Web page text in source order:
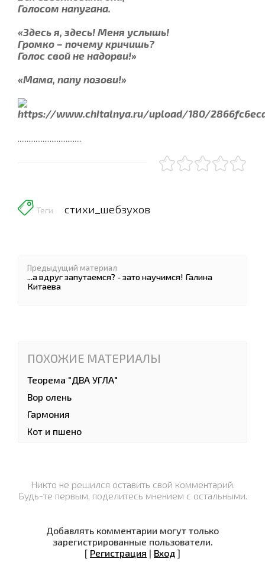
Голосом напугана.
«Здесь я, здесь! Меня услышь!
Громко – почему кричишь?
Голос свой не надорви!»
«Мама, папу позови!»
Теги стихи_шебзухов
Предыдущий материал
...а вдруг запутаемся? - зато научимся! Галина
Китаева
ПОХОЖИЕ МАТЕРИАЛЫ
Теорема "ДВА УГЛА"
Вор олень
Гармония
Кот и пшено
Никто не решился оставить свой комментарий.
Будь-те первым, поделитесь мнением с остальными.
Добавлять комментарии могут только
зарегистрированные пользователи.
[ Регистрация | Вход ]